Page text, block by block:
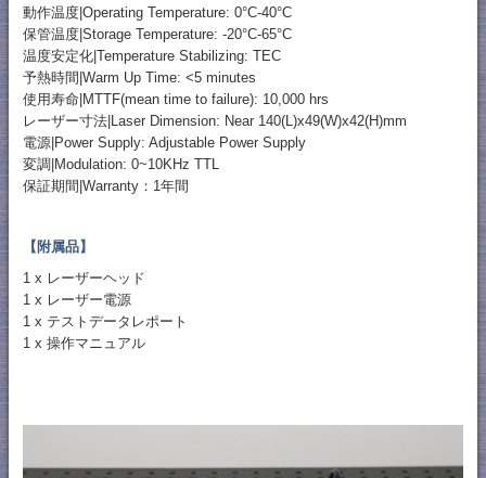
動作温度|Operating Temperature: 0°C-40°C
保管温度|Storage Temperature: -20°C-65°C
温度安定化|Temperature Stabilizing: TEC
予熱時間|Warm Up Time: <5 minutes
使用寿命|MTTF(mean time to failure): 10,000 hrs
レーザー寸法|Laser Dimension: Near 140(L)x49(W)x42(H)mm
電源|Power Supply: Adjustable Power Supply
変調|Modulation: 0~10KHz TTL
保証期間|Warranty：1年間
【附属品】
1 x レーザーヘッド
1 x レーザー電源
1 x テストデータレポート
1 x 操作マニュアル